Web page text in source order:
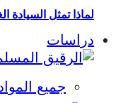
دراسات
جميع
لماذا تمثل السيادة